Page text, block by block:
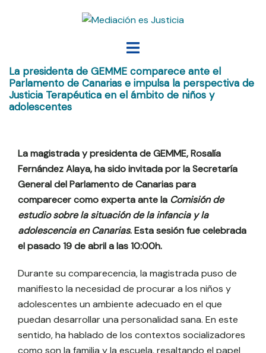
Alternar
La presidenta de GEMME comparece ante el
Parlamento de Canarias e impulsa la perspectiva de
Justicia Terapéutica en el ámbito de niños y
adolescentes
La magistrada y presidenta de GEMME, Rosalía
Fernández Alaya, ha sido invitada por la Secretaría
General del Parlamento de Canarias para
comparecer como experta ante la Comisión de
estudio sobre la situación de la infancia y la
adolescencia en Canarias. Esta sesión fue celebrada
el pasado 19 de abril a las 10:00h.
Durante su comparecencia, la magistrada puso de
manifiesto la necesidad de procurar a los niños y
adolescentes un ambiente adecuado en el que
puedan desarrollar una personalidad sana. En este
sentido, ha hablado de los contextos socializadores
como son la familia y la escuela, resaltando el papel